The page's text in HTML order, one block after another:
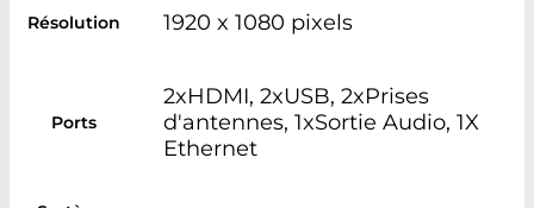
Résolution 1920 x 1080 pixels
Ports
2xHDMI, 2xUSB, 2xPrises
d'antennes, 1xSortie Audio, 1X
Ethernet